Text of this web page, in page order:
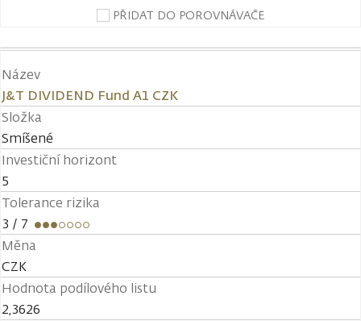
PŘIDAT DO POROVNÁVAČE
Název
J&T DIVIDEND Fund A1 CZK
Složka
Smíšené
Investiční horizont
5
Tolerance rizika
3 / 7
Měna
CZK
Hodnota podílového listu
2,3626